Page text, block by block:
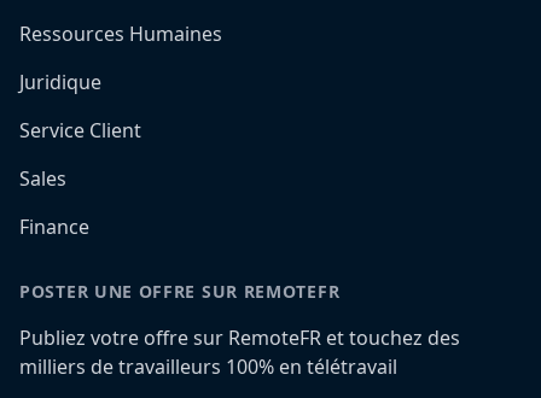
Ressources Humaines
Juridique
Service Client
Sales
Finance
POSTER UNE OFFRE SUR REMOTEFR
Publiez votre offre sur RemoteFR et touchez des
milliers de travailleurs 100% en télétravail